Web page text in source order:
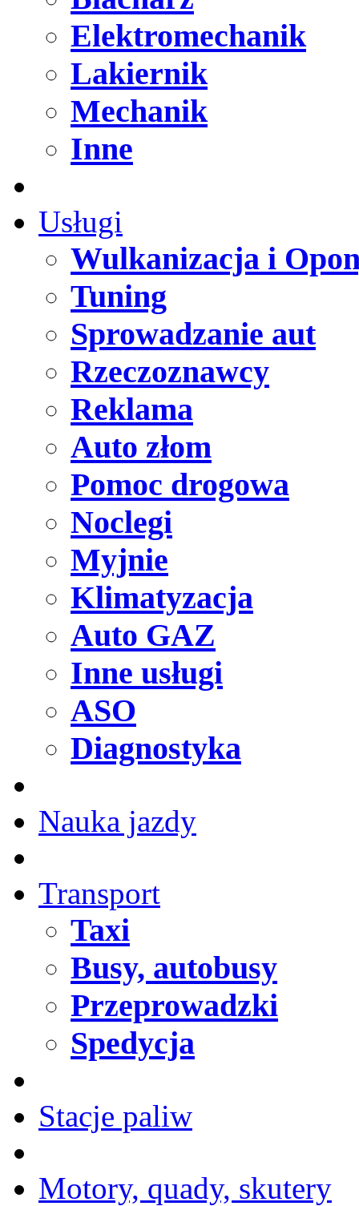
Elektromechanik
Lakiernik
Mechanik
Inne
Usługi
Wulkanizacja i
Tuning
Sprowadzanie aut
Rzeczoznawcy
Reklama
Auto złom
Pomoc drogowa
Noclegi
Myjnie
Klimatyzacja
Auto GAZ
Inne usługi
ASO
Diagnostyka
Nauka jazdy
Transport
Taxi
Busy, autobusy
Przeprowadzki
Spedycja
Stacje paliw
Motory, quady, skutery